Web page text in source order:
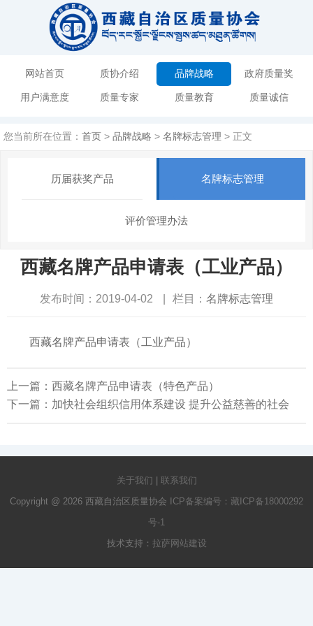
网站首页 质协介绍 品牌战略 政府质量奖
用户满意度 质量专家 质量教育 质量诚信
您当前所在位置： 首页 > 品牌战略 > 名牌标志管理 > 正文
历届获奖产品 名牌标志管理
评价管理办法
西藏名牌产品申请表（工业产品）
发布时间：2019-04-02 栏目： 名牌标志管理
西藏名牌产品申请表（工业产品）
上一篇： 西藏名牌产品申请表（特色产品）
下一篇： 加快社会组织信用体系建设 提升公益慈善的社会
关于我们 | 联系我们
Copyright @ 2026 西藏自治区质量协会 ICP备案编号：藏ICP备18000292
号-1
技术支持： 拉萨网站建设